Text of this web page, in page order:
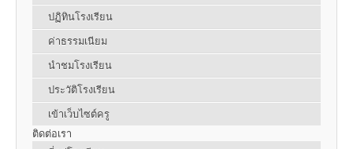
ปฏิทินโรงเรียน
ค่าธรรมเนียม
นำชมโรงเรียน
ประวัติโรงเรียน
เข้าเว็บไซต์ครู
ติดต่อเรา